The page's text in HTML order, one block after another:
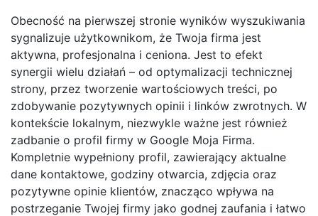
Obecność na pierwszej stronie wyników wyszukiwania
sygnalizuje użytkownikom, że Twoja firma jest
aktywna, profesjonalna i ceniona. Jest to efekt
synergii wielu działań – od optymalizacji technicznej
strony, przez tworzenie wartościowych treści, po
zdobywanie pozytywnych opinii i linków zwrotnych. W
kontekście lokalnym, niezwykle ważne jest również
zadbanie o profil firmy w Google Moja Firma.
Kompletnie wypełniony profil, zawierający aktualne
dane kontaktowe, godziny otwarcia, zdjęcia oraz
pozytywne opinie klientów, znacząco wpływa na
postrzeganie Twojej firmy jako godnej zaufania i łatwo